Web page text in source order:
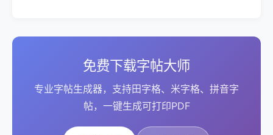
免费下载字帖大师
专业字帖生成器，支持田字格、米字格、拼音字
帖，一键生成可打印PDF